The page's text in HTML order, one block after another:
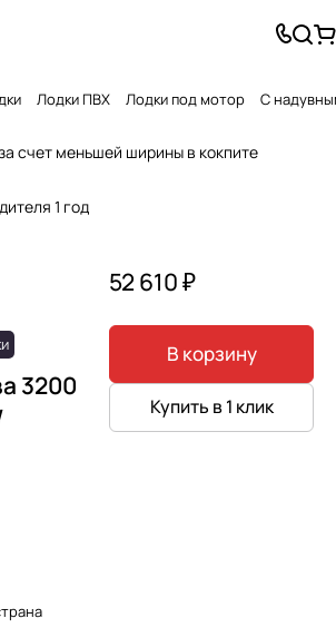
Лодки ПВХ Лодки под мотор С
счет меньшей ширины в кокпите
1 год
3200
52 610 ₽
В корзину
Купить в 1 клик